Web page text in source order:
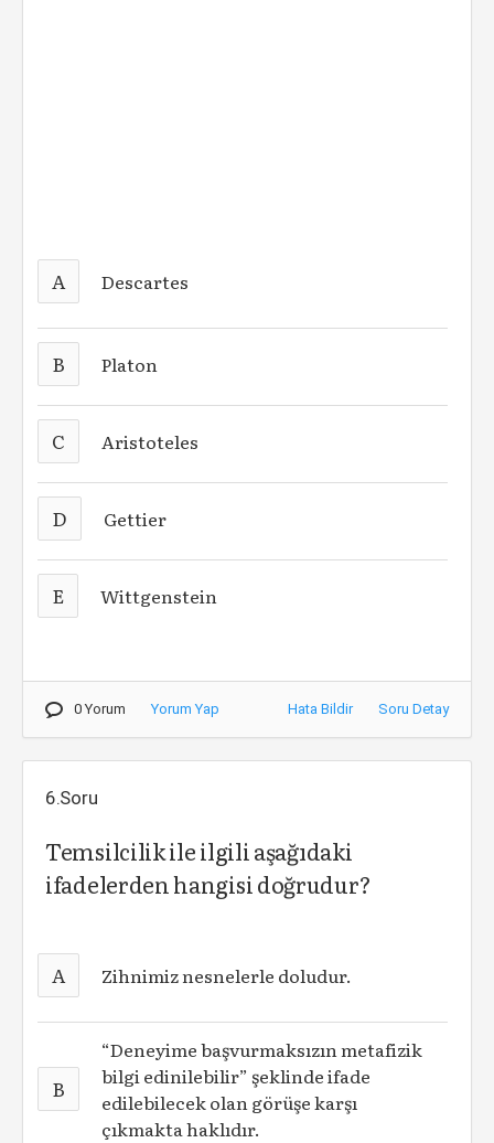
A Descartes
B Platon
C Aristoteles
D Gettier
E Wittgenstein
0 Yorum Yorum Yap Hata Bildir Soru Detay
6.Soru
Temsilcilik ile ilgili aşağıdaki
ifadelerden hangisi doğrudur?
A Zihnimiz nesnelerle doludur.
B
“Deneyime başvurmaksızın metafizik
bilgi edinilebilir” şeklinde ifade
edilebilecek olan görüşe karşı
çıkmakta haklıdır.